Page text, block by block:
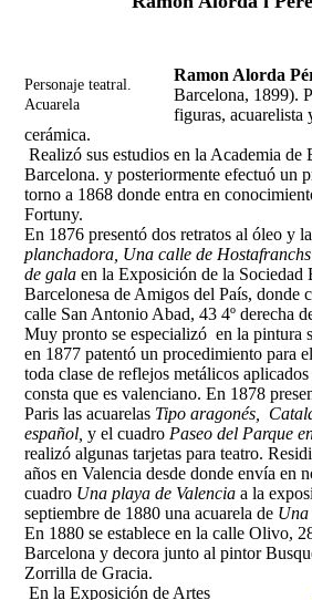
Personaje teatral.
Acuarela
Ramon Alorda
Barcelona, 1899).
figuras, acuarelista
cerámica.
Realizó sus estudios en la Academia de
Barcelona. y posteriormente efectuó un
torno a 1868 donde entra en
Fortuny.
En 1876 presentó dos retratos al óleo y
planchadora, Una calle de
de gala en la Exposición de la Sociedad
Barcelonesa de Amigos del País, donde
calle San Antonio Abad, 43 4º derecha
Muy pronto se especializó en la pintura
en 1877 patentó un procedimiento para
toda clase de reflejos metálicos
consta que es valenciano. En 1878
Paris las acuarelas Tipo aragonés,
español ,y el cuadro Paseo del Parque
realizó algunas tarjetas para teatro.
años en Valencia desde donde envía en
cuadro Una playa de Valencia a la
septiembre de 1880 una acuarela de Una
En 1880 se estableceen la calle Olivo,
Barcelona ydecora junto al pintor
Zorrilla de Gracia.
En la Exposición de Artes